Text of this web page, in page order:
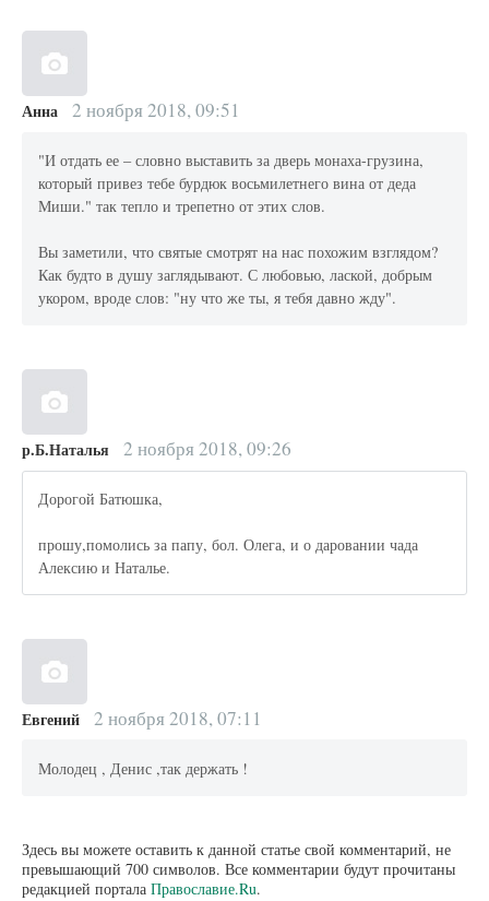
Анна 2 ноября 2018, 09:51
"И отдать ее – словно выставить за дверь монаха-грузина,
который привез тебе бурдюк восьмилетнего вина от деда
Миши." так тепло и трепетно от этих слов.
Вы заметили, что святые смотрят на нас похожим взглядом?
Как будто в душу заглядывают. С любовью, лаской, добрым
укором, вроде слов: "ну что же ты, я тебя давно жду".
р.Б.Наталья 2 ноября 2018, 09:26
Дорогой Батюшка,
прошу,помолись за папу, бол. Олега, и о даровании чада
Алексию и Наталье.
Евгений 2 ноября 2018, 07:11
Молодец , Денис ,так держать !
Здесь вы можете оставить к данной статье свой комментарий, не
превышающий 700 символов. Все комментарии будут прочитаны
редакцией портала Православие.Ru.